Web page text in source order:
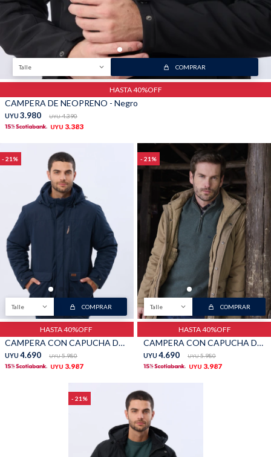
Talle COMPRAR
HASTA 40%OFF
CAMPERA DE NEOPRENO - Negro
UYU 3.980 UYU 4.390
UYU 3.383
21
Talle COMPRAR
HASTA 40%OFF
CAMPERA CON CAPUCHA DESMONTABLE - Azul
UYU 4.690 UYU 5.980
UYU 3.987
21
Talle COMPRAR
HASTA 40%OFF
CAMPERA CON CAPUCHA DESMONTABLE - Beige
UYU 4.690 UYU 5.980
UYU 3.987
21